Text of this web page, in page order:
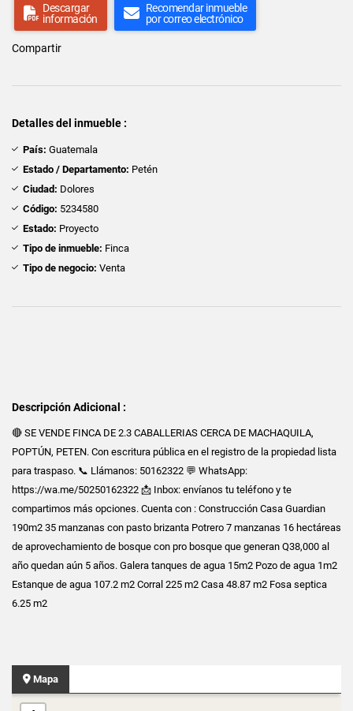
Descargar
información
Recomendar inmueble
por correo electrónico
Compartir
Detalles del inmueble :
País: Guatemala
Estado / Departamento: Petén
Ciudad: Dolores
Código: 5234580
Estado: Proyecto
Tipo de inmueble: Finca
Tipo de negocio: Venta
Descripción Adicional :
🔴 SE VENDE FINCA DE 2.3 CABALLERIAS CERCA DE MACHAQUILA,
POPTÚN, PETEN. Con escritura pública en el registro de la propiedad lista
para traspaso. 📞 Llámanos: 50162322 💬 WhatsApp:
https://wa.me/50250162322 📩 Inbox: envíanos tu teléfono y te
compartimos más opciones. Cuenta con : Construcción Casa Guardian
190m2 35 manzanas con pasto brizanta Potrero 7 manzanas 16 hectáreas
de aprovechamiento de bosque con pro bosque que generan Q38,000 al
año quedan aún 5 años. Galera tanques de agua 15m2 Pozo de agua 1m2
Estanque de agua 107.2 m2 Corral 225 m2 Casa 48.87 m2 Fosa septica
6.25 m2
Mapa